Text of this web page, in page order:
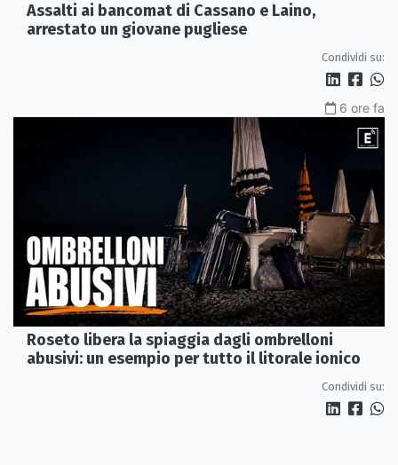
Assalti ai bancomat di Cassano e Laino,
arrestato un giovane pugliese
Condividi su:
6 ore fa
Roseto libera la spiaggia dagli ombrelloni
abusivi: un esempio per tutto il litorale ionico
Condividi su: